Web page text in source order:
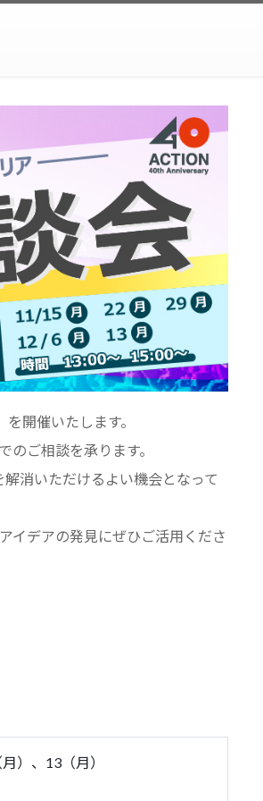
を開催いたします。
ご相談を承ります。
消いただけるよい機会となって
イデアの発見にぜひご活用くださ
）、13（月）